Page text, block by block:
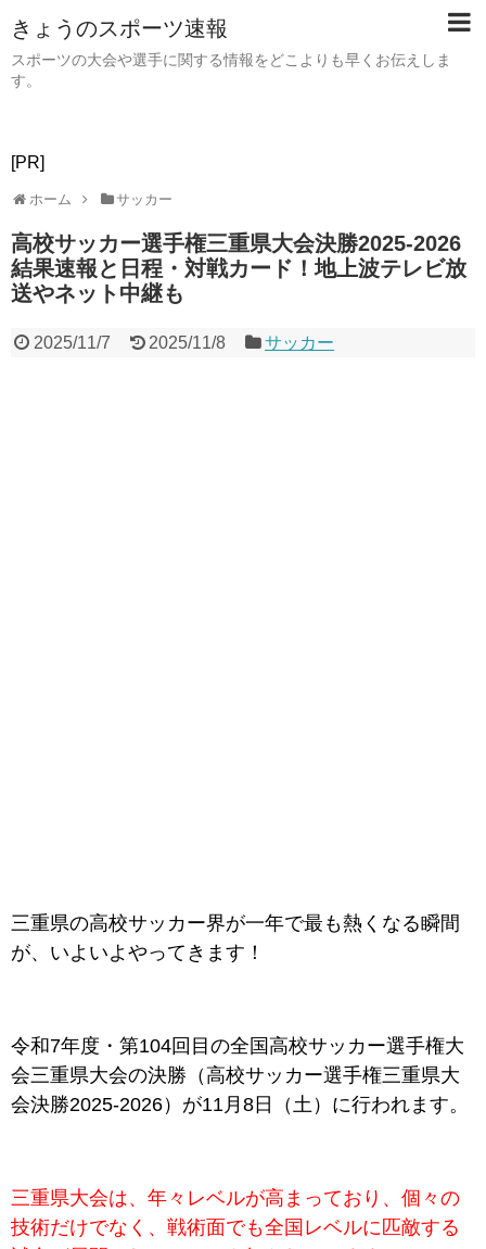
きょうのスポーツ速報
スポーツの大会や選手に関する情報をどこよりも早くお伝えしま
す。
[PR]
ホーム サッカー
高校サッカー選手権三重県大会決勝2025-2026
結果速報と日程・対戦カード！地上波テレビ放
送やネット中継も
2025/11/7 2025/11/8 サッカー
三重県の高校サッカー界が一年で最も熱くなる瞬間
が、いよいよやってきます！
令和7年度・第104回目の全国高校サッカー選手権大
会三重県大会の決勝（高校サッカー選手権三重県大
会決勝2025-2026）が11月8日（土）に行われます。
三重県大会は、年々レベルが高まっており、個々の
技術だけでなく、戦術面でも全国レベルに匹敵する